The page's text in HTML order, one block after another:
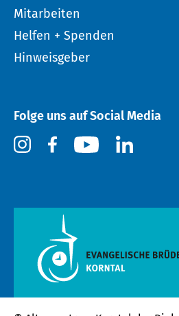
Mitarbeiten
Helfen + Spenden
Hinweisgeber
Folge uns auf Social Media